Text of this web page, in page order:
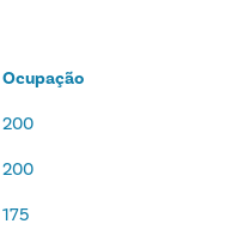
Ocupação
200
200
175